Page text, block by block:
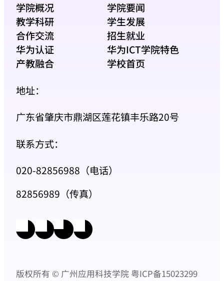
地址：
广东省肇庆市鼎湖区莲花镇丰乐路20号
联系方式：
020-82856988（电话）
82856989（传真）
学院概况
学院要闻
教学科研
学生发展
合作交流
招生就业
华为认证
华为ICT学院特色
产教融合
学校首页
版权所有 © 广州应用科技学院 粤ICP备15023299